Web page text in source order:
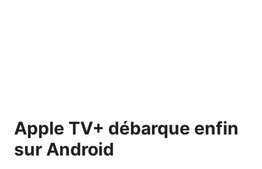
Apple TV+ débarque enfin
sur Android